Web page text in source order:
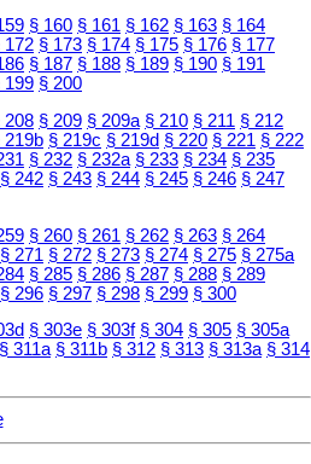
§ 160 § 161 § 162 § 163 § 164
172 § 173 § 174 § 175 § 176 § 177
§ 187 § 188 § 189 § 190 § 191
199 § 200
208 § 209 § 209a § 210 § 211 § 212
219b § 219c § 219d § 220 § 221 § 222
§ 232 § 232a § 233 § 234 § 235
§ 242 § 243 § 244 § 245 § 246 § 247
§ 260 § 261 § 262 § 263 § 264
§ 271 § 272 § 273 § 274 § 275 § 275a
§ 285 § 286 § 287 § 288 § 289
§ 296 § 297 § 298 § 299 § 300
§ 303e § 303f § 304 § 305 § 305a
§ 311a § 311b § 312 § 313 § 313a § 314